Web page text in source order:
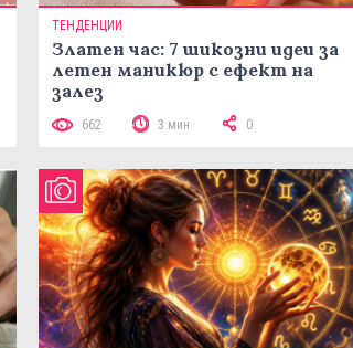
ТЕНДЕНЦИИ
Златен час: 7 шикозни идеи за
летен маникюр с ефект на
залез
662 3 мин 0